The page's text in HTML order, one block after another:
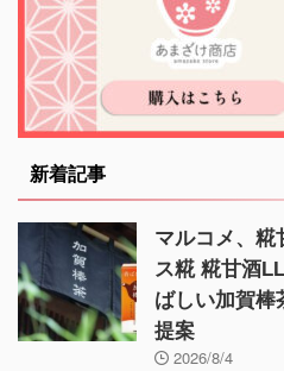
新着記事
マルコメ、糀
ス糀 糀甘酒
ばしい加賀
提案
2026/8/4